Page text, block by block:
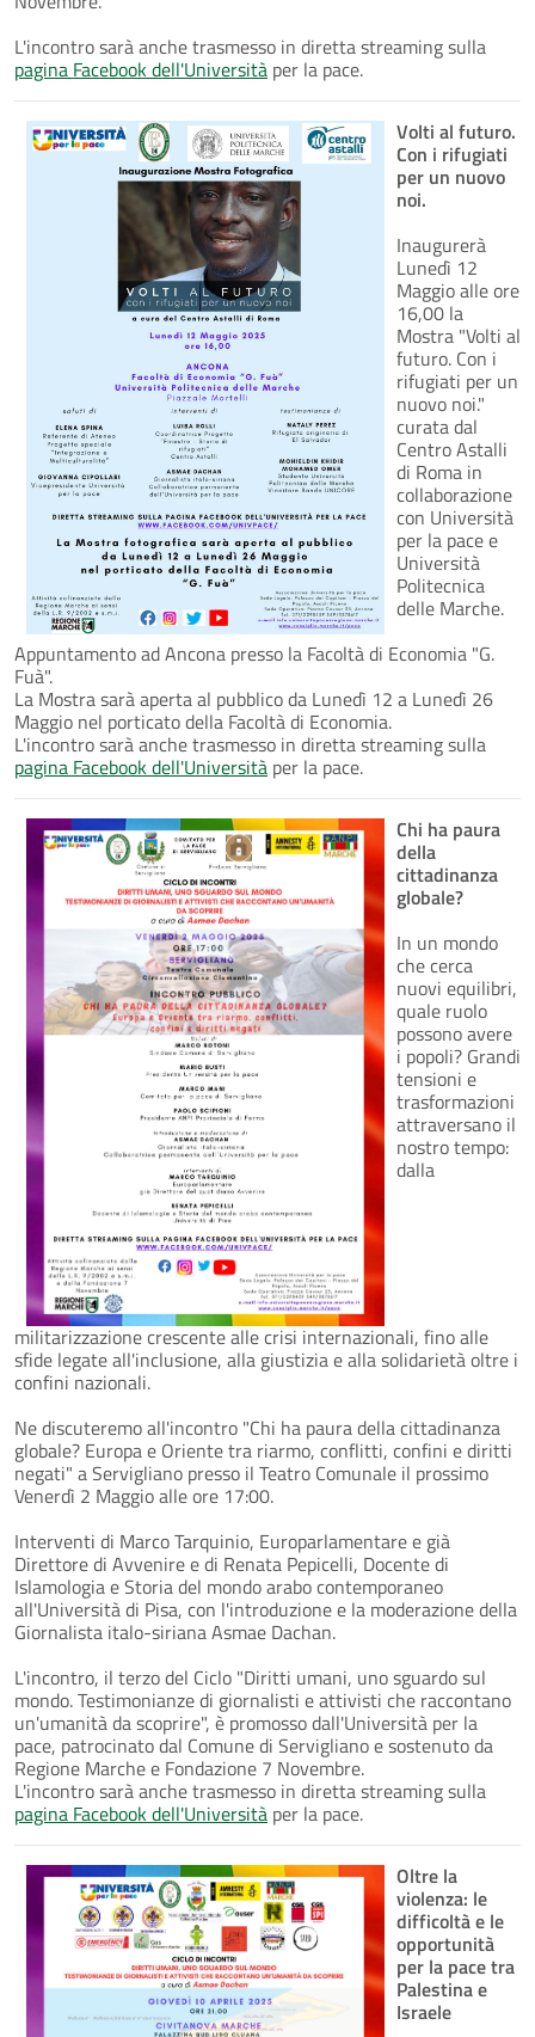
L'incontro sarà anche trasmesso in diretta streaming sulla
pagina Facebook dell'Università per la pace.
Volti al futuro.
Con i rifugiati
per un nuovo
noi.
Inaugurerà
Lunedì 12
Maggio alle ore
16,00 la
Mostra "Volti al
futuro. Con i
rifugiati per un
nuovo noi."
curata dal
Centro Astalli
di Roma in
collaborazione
con Università
per la pace e
Università
Politecnica
delle Marche.
Appuntamento ad Ancona presso la Facoltà di Economia "G.
Fuà".
La Mostra sarà aperta al pubblico da Lunedì 12 a Lunedì 26
Maggio nel porticato della Facoltà di Economia.
L'incontro sarà anche trasmesso in diretta streaming sulla
pagina Facebook dell'Università per la pace.
Chi ha paura
della
cittadinanza
globale?
In un mondo
che cerca
nuovi equilibri,
quale ruolo
possono avere
i popoli? Grandi
tensioni e
trasformazioni
attraversano il
nostro tempo:
dalla
militarizzazione crescente alle crisi internazionali, fino alle
sfide legate all'inclusione, alla giustizia e alla solidarietà oltre i
confini nazionali.
Ne discuteremo all'incontro "Chi ha paura della cittadinanza
globale? Europa e Oriente tra riarmo, conflitti, confini e diritti
negati" a Servigliano presso il Teatro Comunale il prossimo
Venerdì 2 Maggio alle ore 17:00.
Interventi di Marco Tarquinio, Europarlamentare e già
Direttore di Avvenire e di Renata Pepicelli, Docente di
Islamologia e Storia del mondo arabo contemporaneo
all'Università di Pisa, con l'introduzione e la moderazione della
Giornalista italo-siriana Asmae Dachan.
L'incontro, il terzo del Ciclo "Diritti umani, uno sguardo sul
mondo. Testimonianze di giornalisti e attivisti che raccontano
un'umanità da scoprire", è promosso dall'Università per la
pace, patrocinato dal Comune di Servigliano e sostenuto da
Regione Marche e Fondazione 7 Novembre.
L'incontro sarà anche trasmesso in diretta streaming sulla
pagina Facebook dell'Università per la pace.
Oltre la
violenza: le
difficoltà e le
opportunità
per la pace tra
Palestina e
Israele